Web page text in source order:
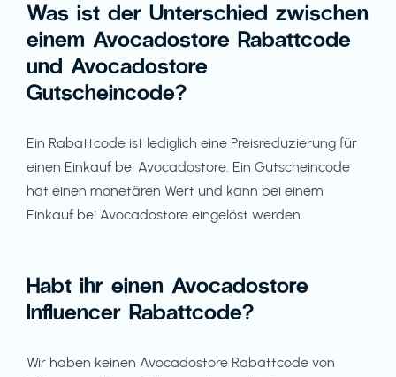
Was ist der Unterschied zwischen
einem Avocadostore Rabattcode
und Avocadostore
Gutscheincode?
Ein Rabattcode ist lediglich eine Preisreduzierung für
einen Einkauf bei Avocadostore. Ein Gutscheincode
hat einen monetären Wert und kann bei einem
Einkauf bei Avocadostore eingelöst werden.
Habt ihr einen Avocadostore
Influencer Rabattcode?
Wir haben keinen Avocadostore Rabattcode von